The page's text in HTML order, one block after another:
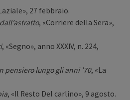
27 febbraio.
, «Corriere della Sera»,
, «Segno», anno XXXIV, n. 224,
pensiero lungo gli anni ’70, «La
, «Il Resto Del carlino», 9 agosto.